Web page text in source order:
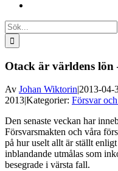
Sök
efter:
Otack är världens
Av Johan Wiktorin|2013-04-
2013|Kategorier: Försvar
Den senaste veckan har
Försvarsmakten och våra
på hur uselt allt är ställt
inblandande utmålas som
besegrade i värsta fall.